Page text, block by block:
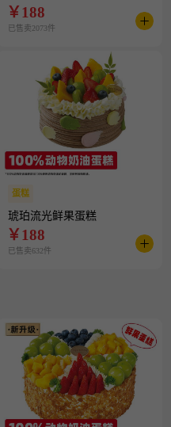
￥188
已售卖2073件
蛋糕
琥珀流光鲜果蛋糕
￥188
已售卖632件